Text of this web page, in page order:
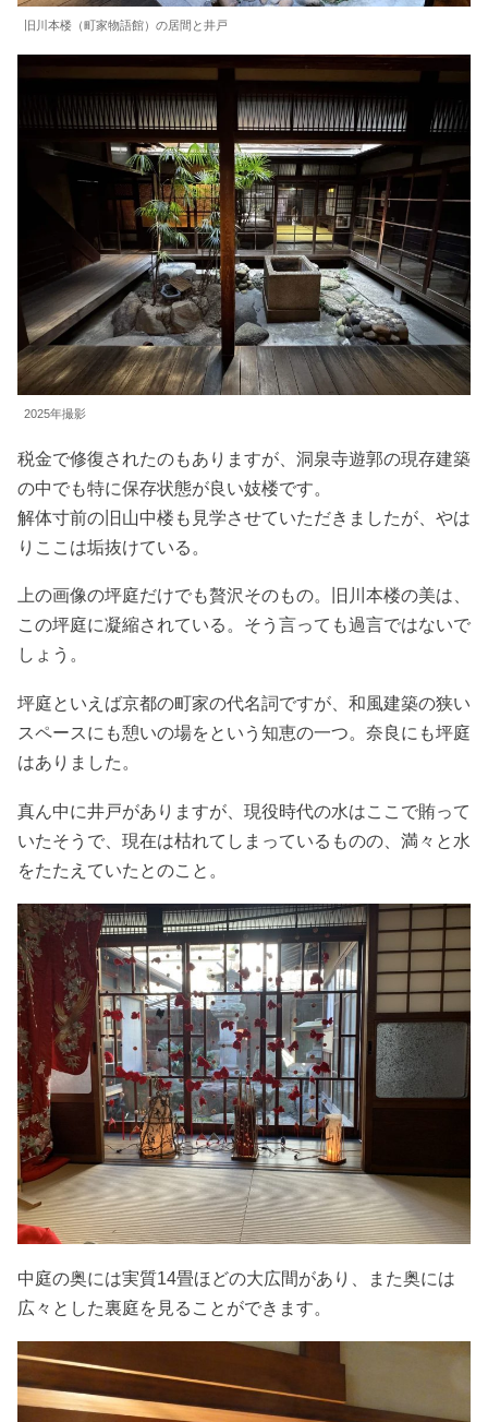
旧川本楼（町家物語館）の居間と井戸
2025年撮影
税金で修復されたのもありますが、洞泉寺遊郭の現存建築
の中でも特に保存状態が良い妓楼です。
解体寸前の旧山中楼も見学させていただきましたが、やは
りここは垢抜けている。
上の画像の坪庭だけでも贅沢そのもの。旧川本楼の美は、
この坪庭に凝縮されている。そう言っても過言ではないで
しょう。
坪庭といえば京都の町家の代名詞ですが、和風建築の狭い
スペースにも憩いの場をという知恵の一つ。奈良にも坪庭
はありました。
真ん中に井戸がありますが、現役時代の水はここで賄って
いたそうで、現在は枯れてしまっているものの、満々と水
をたたえていたとのこと。
中庭の奥には実質14畳ほどの大広間があり、また奥には
広々とした裏庭を見ることができます。